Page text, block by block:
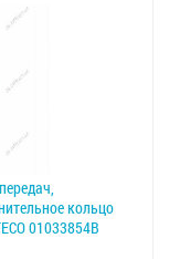
кольцо
01033854B